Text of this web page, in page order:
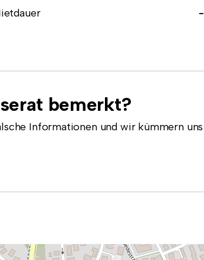
-
bemerkt?
Informationen und wir kümmern uns